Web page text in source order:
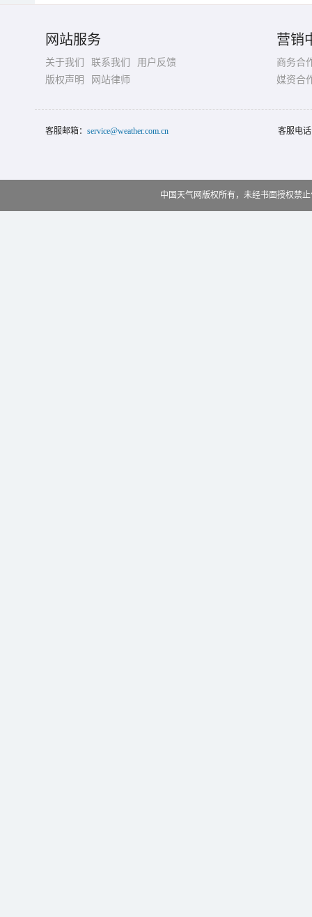
网站服务
关于我们 联系我们
用户反馈
版权声明
网站律师
营销
商务合
媒资合
客服邮箱： service@weather.com.cn 客服电
中国天气网版权所有，未经书面授权